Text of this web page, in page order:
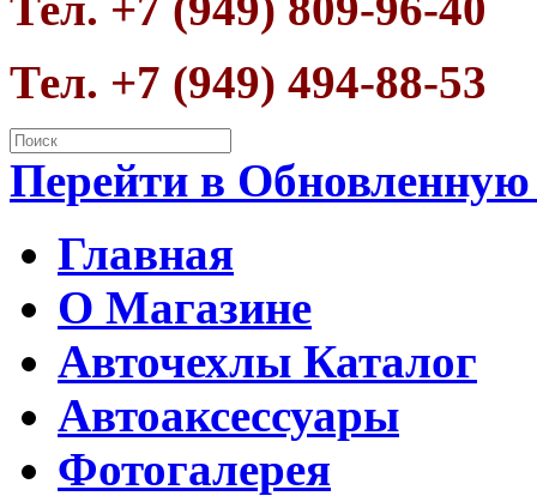
Тел. +7 (949) 494-88-53
Перейти в
Главная
О Магазине
Авточехлы Каталог
Автоаксессуары
Фотогалерея